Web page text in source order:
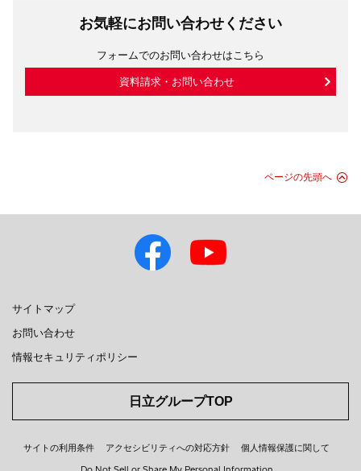
お気軽にお問い合わせください
フォームでのお問い合わせはこちら
資料請求・お問い合わせ
ページの先頭へ
サイトマップ
お問い合わせ
情報セキュリティポリシー
日立グループTOP
サイトの利用条件 アクセシビリティへの対応方針 個人情報保護に関して